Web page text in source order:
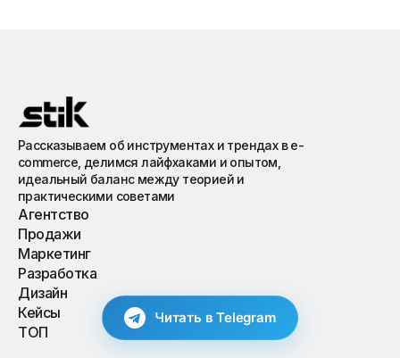
Рассказываем об инструментах и трендах в e-
commerce, делимся лайфхаками и опытом,
идеальный баланс между теорией и
практическими советами
Агентство
Продажи
Маркетинг
Разработка
Дизайн
Кейсы
ТОП
Читать в Telegram